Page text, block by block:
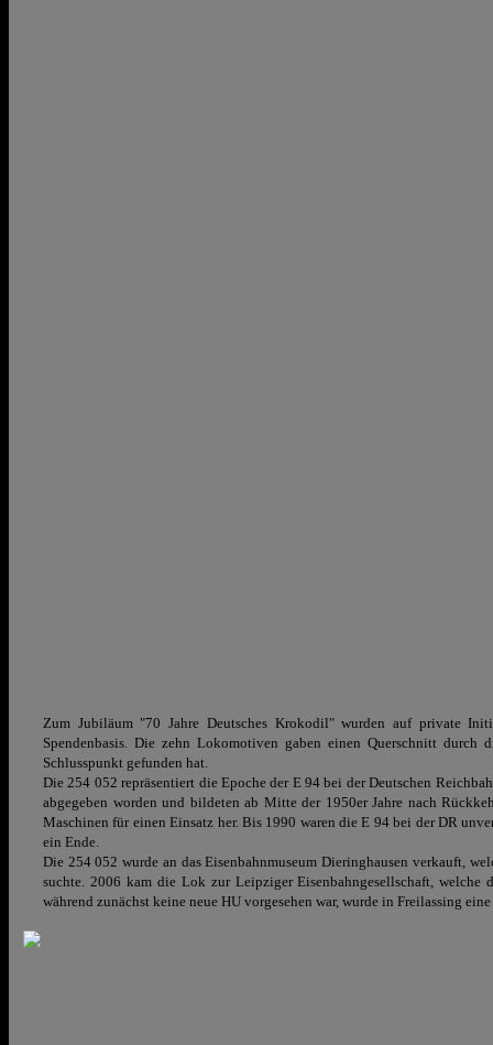
Zum Jubiläum "70 Jahre Deutsches Krokodil" wurden auf private
Spendenbasis. Die zehn Lokomotiven gaben einen Querschnitt
Schlusspunkt gefunden hat.
Die 254 052 repräsentiert die Epoche der E 94 bei der Deutschen
abgegeben worden und bildeten ab Mitte der 1950er Jahre nach
Maschinen für einen Einsatz her. Bis 1990 waren die E 94 bei der DR
ein Ende.
Die 254 052 wurde an das Eisenbahnmuseum Dieringhausen verkauft,
suchte. 2006 kam die Lok zur Leipziger Eisenbahngesellschaft,
während zunächst keine neue HU vorgesehen war, wurde in Freilassing